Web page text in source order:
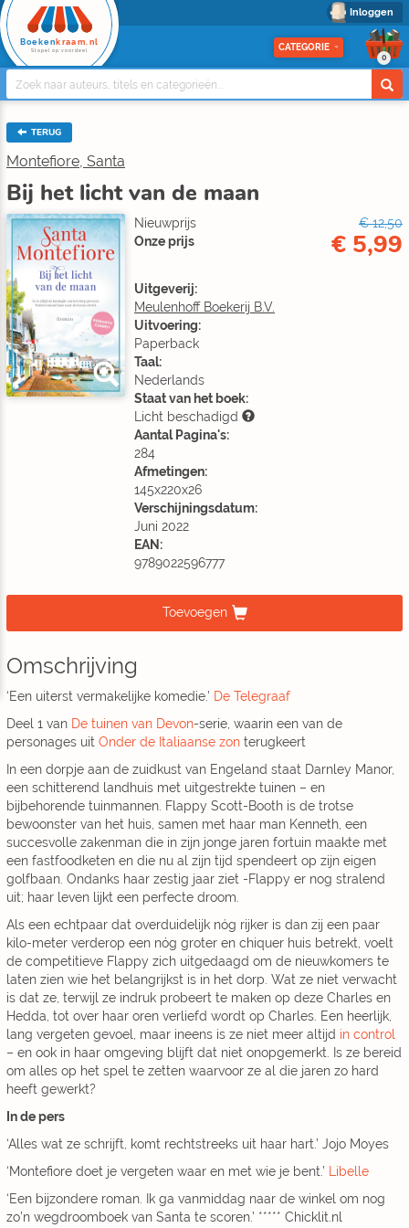
Inloggen
Boeken kraam.nl
Stapel op voordeel CATEGORIE
0
TERUG
Montefiore, Santa
Bij het licht van de maan
Nieuwprijs
€ 12,50
Onze prijs
€ 5,99
Uitgeverij:
Meulenhoff Boekerij B.V.
Uitvoering:
Paperback
Taal:
Nederlands
Staat van het boek:
Licht beschadigd
Aantal Pagina's:
284
Afmetingen:
145x220x26
Verschijningsdatum:
Juni 2022
EAN:
9789022596777
Toevoegen
Omschrijving
‘Een uiterst vermakelijke komedie.’ De Telegraaf
Deel 1 van De tuinen van Devon-serie, waarin een van de
personages uit Onder de Italiaanse zon terugkeert
In een dorpje aan de zuidkust van Engeland staat Darnley Manor,
een schitterend landhuis met uitgestrekte tuinen – en
bijbehorende tuinmannen. Flappy Scott-Booth is de trotse
bewoonster van het huis, samen met haar man Kenneth, een
succesvolle zakenman die in zijn jonge jaren fortuin maakte met
een fastfoodketen en die nu al zijn tijd spendeert op zijn eigen
golfbaan. Ondanks haar zestig jaar ziet -Flappy er nog stralend
uit; haar leven lijkt een perfecte droom.
Als een echtpaar dat overduidelijk nóg rijker is dan zij een paar
kilo-meter verderop een nóg groter en chiquer huis betrekt, voelt
de competitieve Flappy zich uitgedaagd om de nieuwkomers te
laten zien wie het belangrijkst is in het dorp. Wat ze niet verwacht
is dat ze, terwijl ze indruk probeert te maken op deze Charles en
Hedda, tot over haar oren verliefd wordt op Charles. Een heerlijk,
lang vergeten gevoel, maar ineens is ze niet meer altijd in control
– en ook in haar omgeving blijft dat niet onopgemerkt. Is ze bereid
om alles op het spel te zetten waarvoor ze al die jaren zo hard
heeft gewerkt?
In de pers
‘Alles wat ze schrijft, komt rechtstreeks uit haar hart.’ Jojo Moyes
‘Montefiore doet je vergeten waar en met wie je bent.’ Libelle
‘Een bijzondere roman. Ik ga vanmiddag naar de winkel om nog
zo’n wegdroomboek van Santa te scoren.’ ***** Chicklit.nl